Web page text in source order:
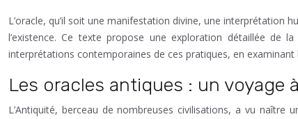
L’oracle, qu’il soit une manifestation divine, une interprétation
l’existence. Ce texte propose une exploration détaillée de
interprétations contemporaines de ces pratiques, en
Les oracles antiques : un voyage
L’Antiquité, berceau de nombreuses civilisations, a vu